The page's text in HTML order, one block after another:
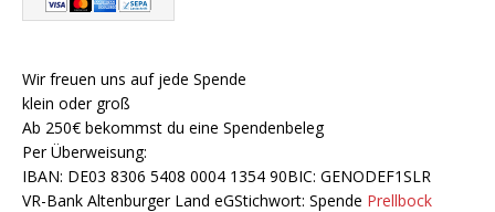
Wir freuen uns auf jede Spende
klein oder groß
Ab 250€ bekommst du eine Spendenbeleg
Per Überweisung:
IBAN: DE03 8306 5408 0004 1354 90BIC: GENODEF1SLR
VR-Bank Altenburger Land eGStichwort: Spende Prellbock